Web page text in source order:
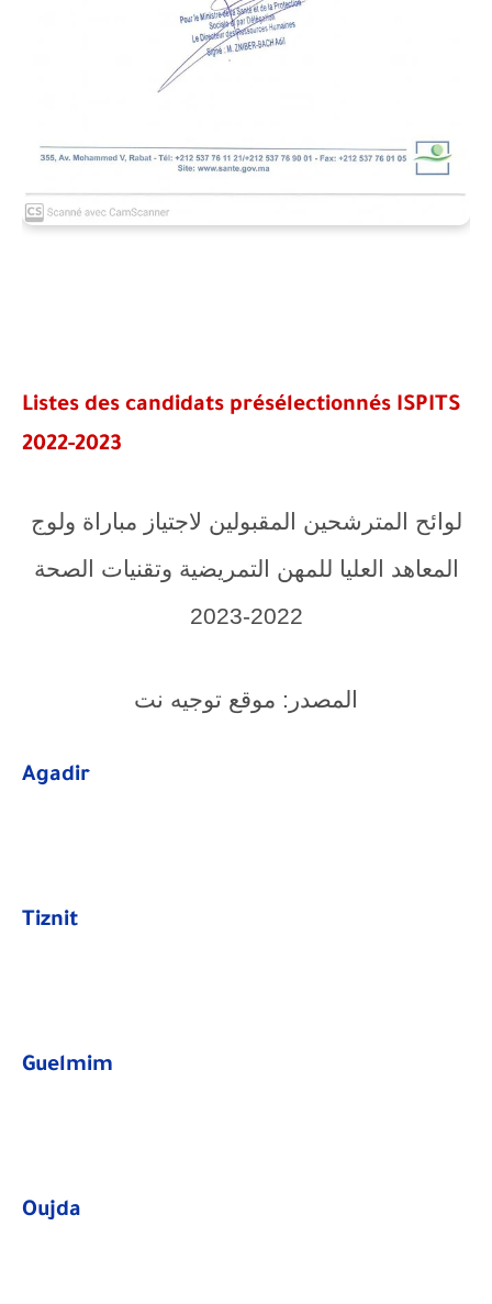
Listes des candidats présélectionnés ISPITS
2022-2023
لوائح المترشحين المقبولين لاجتياز مباراة ولوج
المعاهد العليا للمهن التمريضية وتقنيات الصحة
2022-2023
المصدر: موقع توجيه نت
Agadir
Tiznit
Guelmim
Oujda